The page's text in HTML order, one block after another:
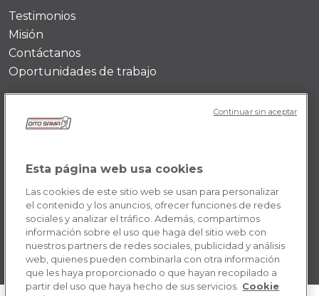
Testimonios
Misión
Contáctanos
Oportunidades de trabajo
POLICY ES-US
Política de cookies
Esta página web usa cookies
Las cookies de este sitio web se usan para personalizar
el contenido y los anuncios, ofrecer funciones de redes
sociales y analizar el tráfico. Además, compartimos
información sobre el uso que haga del sitio web con
nuestros partners de redes sociales, publicidad y análisis
web, quienes pueden combinarla con otra información
que les haya proporcionado o que hayan recopilado a
partir del uso que haya hecho de sus servicios. Cookie
Continuar sin aceptar